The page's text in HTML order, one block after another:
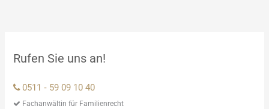
Rufen Sie uns an!
0511 ‑ 59 09 10 40
Fachanwältin für Familienrecht